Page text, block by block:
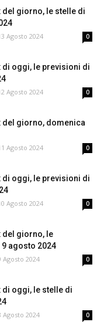
giorno, le stelle di
Agosto 2024 0
di oggi, le previsioni di
Agosto 2024 0
del giorno, domenica
Agosto 2024 0
di oggi, le previsioni di
Agosto 2024 0
del giorno, le
agosto 2024
Agosto 2024 0
di oggi, le stelle di
Agosto 2024 0